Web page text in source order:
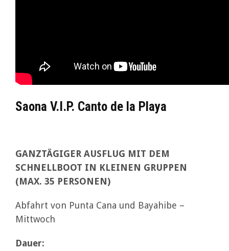
Saona V.I.P. Canto de la Playa
GANZTÄGIGER AUSFLUG MIT DEM
SCHNELLBOOT IN KLEINEN GRUPPEN
(MAX. 35 PERSONEN)
Abfahrt von Punta Cana und Bayahibe –
Mittwoch
Dauer: